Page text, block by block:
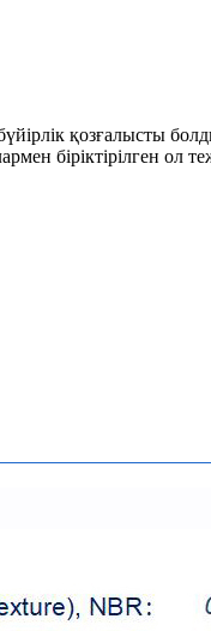
қозғалысты
біріктірілген ол